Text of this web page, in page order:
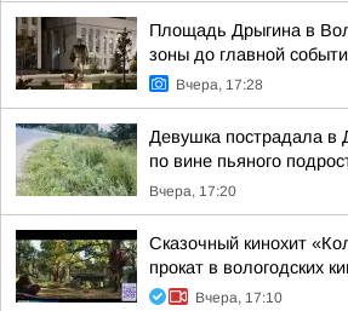
Площадь Дрыгина в
зоны до главной
Вчера, 17:28
Девушка пострадала
по вине пьяного
Вчера, 17:20
Сказочный кинохит
прокат в вологодских
Вчера, 17:10